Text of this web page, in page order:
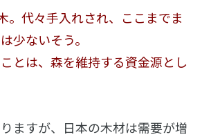
。代々手入れされ、ここまでま
少ないそう。
とは、森を維持する資金源とし
りますが、日本の木材は需要が増